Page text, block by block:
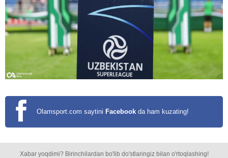
Olamsport.com saytini Facebook da ham kuzating!
Xabar yoqdimi? Birinchilardan bo'lib do'stlaringiz bilan o'rtoqlashing!